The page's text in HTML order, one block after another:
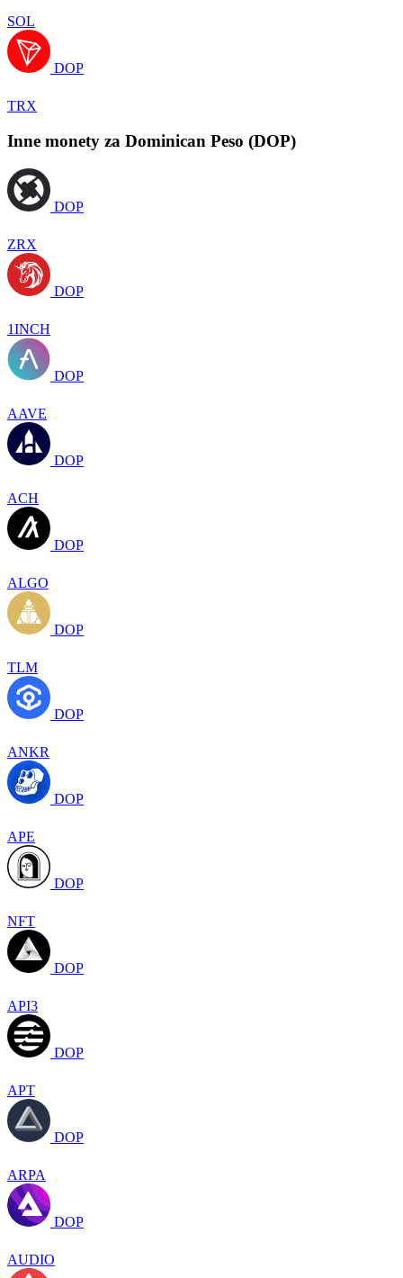
SOL
DOP
TRX
Inne monety za Dominican Peso (DOP)
DOP
ZRX
DOP
1INCH
DOP
AAVE
DOP
ACH
DOP
ALGO
DOP
TLM
DOP
ANKR
DOP
APE
DOP
NFT
DOP
API3
DOP
APT
DOP
ARPA
DOP
AUDIO